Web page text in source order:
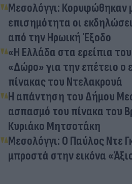
Μεσολόγγι: Κορυφώθηκαν
επισημότητα οι
από την Ηρωική Έξοδο
«Η Ελλάδα στα ερείπια
«Δώρο» για την επέτειο ο
πίνακας του Ντελακρουά
Η απάντηση του Δήμου
ασπασμό του πίνακα του
Κυριάκο Μητσοτάκη
Μεσολόγγι: Ο Παύλος Ντε
μπροστά στην εικόνα